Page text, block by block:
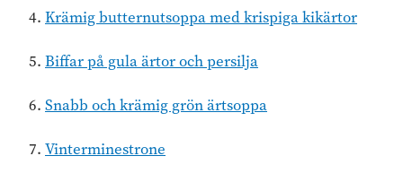
Krämig butternutsoppa med krispiga kikärtor
Biffar på gula ärtor och persilja
Snabb och krämig grön ärtsoppa
Vinterminestrone